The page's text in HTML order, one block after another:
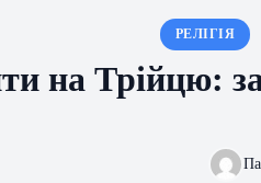
РЕЛІГІЯ
на Трійцю: